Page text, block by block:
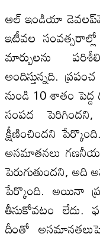
ఆల్‌ ఇండియా
ఇటీవల
మార్పులను
అందిస్తున్నది.
నుండి 10 శాతం
సంపద
క్షీణించిందని
అసమాతనలు
పెరుగుతుందని, అది
పేర్కొంది. అయినా
తీసుకోవటం లేదు.
దీంతో